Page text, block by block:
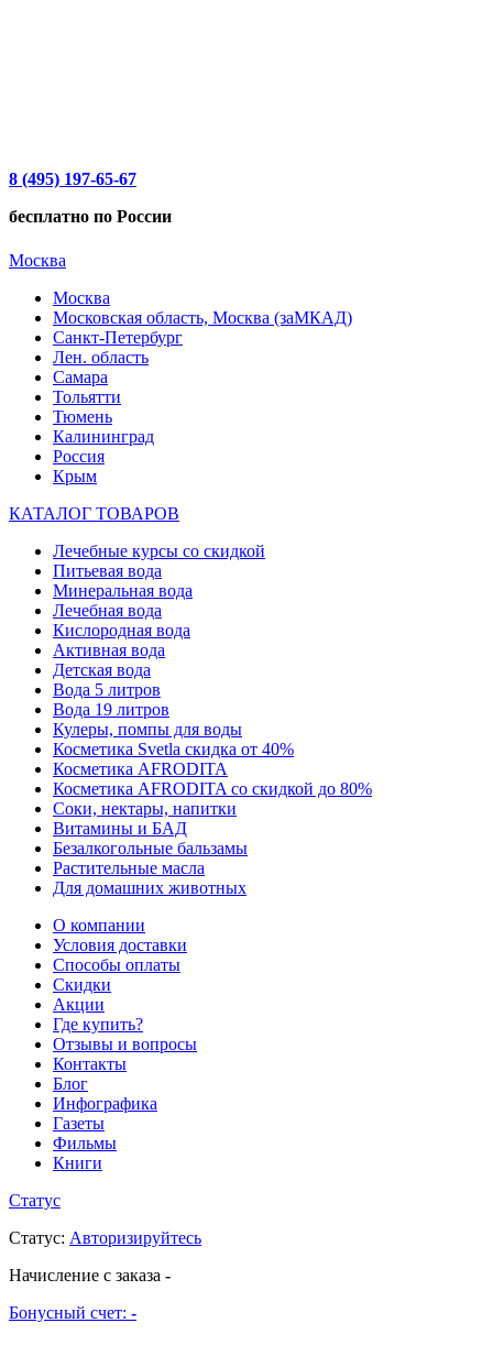
8 (495) 197-65-67
бесплатно по России
Москва
Москва
Московская область, Москва (заМКАД)
Санкт-Петербург
Лен. область
Самара
Тольятти
Тюмень
Калининград
Россия
Крым
КАТАЛОГ ТОВАРОВ
Лечебные курсы со скидкой
Питьевая вода
Минеральная вода
Лечебная вода
Кислородная вода
Активная вода
Детская вода
Вода 5 литров
Вода 19 литров
Кулеры, помпы для воды
Косметика Svetla скидка от 40%
Косметика AFRODITA
Косметика AFRODITA со скидкой до 80%
Соки, нектары, напитки
Витамины и БАД
Безалкогольные бальзамы
Растительные масла
Для домашних животных
О компании
Условия доставки
Способы оплаты
Скидки
Акции
Где купить?
Отзывы и вопросы
Контакты
Блог
Инфографика
Газеты
Фильмы
Книги
Статус
Статус: Авторизируйтесь
Начисление с заказа -
Бонусный счет: -